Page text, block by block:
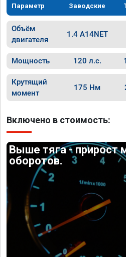
Параметр Заводские
Объём
двигателя
1.4 A14NET
Мощность 120 л.с.
Крутящий
момент
175 Нм
Включено в стоимость:
Выше тяга - прирост
оборотов.